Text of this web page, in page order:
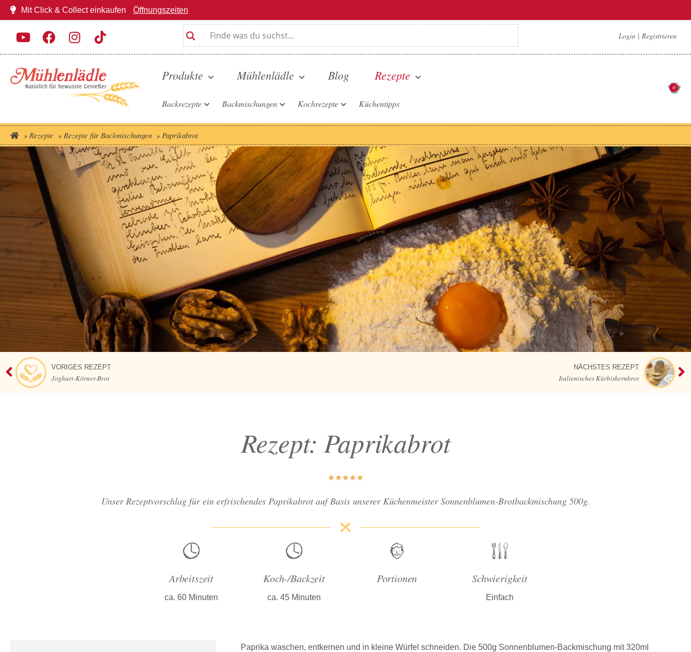
Mit Click & Collect einkaufen Öffnungszeiten
Login | Registrieren
Produkte Mühlenlädle Blog Rezepte
Backrezepte Backmischungen Kochrezepte Küchentipps
0
» Rezepte » Rezepte für Backmischungen » Paprikabrot
VORIGES REZEPT
Joghurt-Körner-Brot
NÄCHSTES REZEPT
Italienisches Kürbiskernbrot
Rezept: Paprikabrot
★★★★★
Unser Rezeptvorschlag für ein erfrischendes Paprikabrot auf Basis unserer Küchenmeister Sonnenblumen-Brotbackmischung 500g.
Arbeitszeit
ca. 60 Minuten
Koch-/Backzeit
ca. 45 Minuten
Portionen Schwierigkeit
Einfach
Paprika waschen, entkernen und in kleine Würfel schneiden. Die 500g Sonnenblumen-Backmischung mit 320ml